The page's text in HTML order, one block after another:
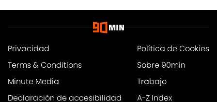
Privacidad
Política de Cookies
Terms & Conditions
Sobre 90min
Minute Media
Trabajo
Declaración de accesibilidad
A-Z Index